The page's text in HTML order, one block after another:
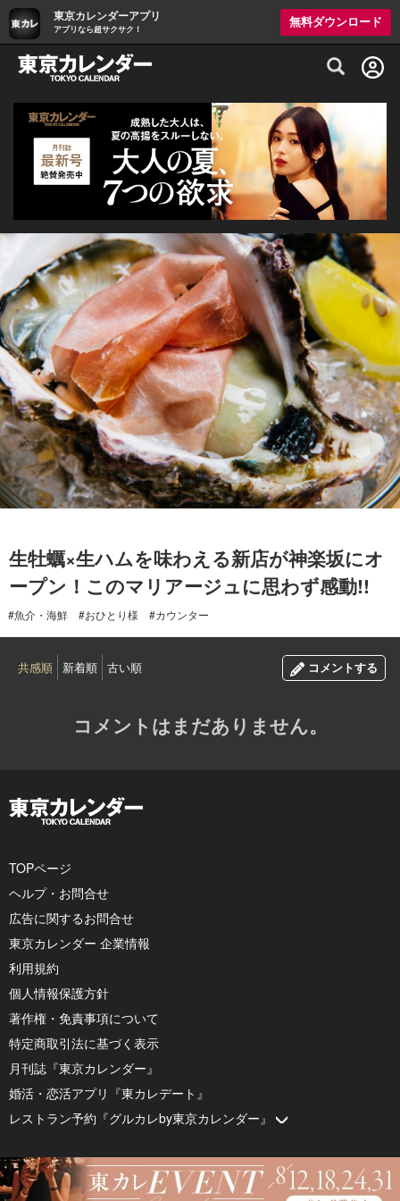
東京カレンダーアプリ
アプリなら超サクサク！
無料ダウンロード
グルメ情報・プレミアムレストラン予約
生牡蠣×生ハムを味わえる新店が神楽坂にオ
ープン！このマリアージュに思わず感動!!
#魚介・海鮮 #おひとり様 #カウンター
共感順 新着順 古い順 コメントする
コメントはまだありません。
TOPページ
ヘルプ・お問合せ
広告に関するお問合せ
東京カレンダー 企業情報
利用規約
個人情報保護方針
著作権・免責事項について
特定商取引法に基づく表示
月刊誌『東京カレンダー』
婚活・恋活アプリ『東カレデート』
レストラン予約『グルカレby東京カレンダー』